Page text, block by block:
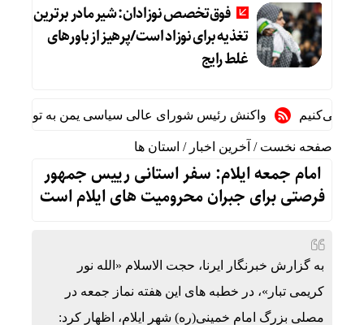
فوق‌تخصص نوزادان: شیر مادر برترین
تغذیه برای نوزاد است/پرهیز از باورهای
غلط رایج
واکنش رئیس شورای عالی سیاسی یمن به توافقنامه
صفحه نخست / آخرین اخبار / استان ها
امام جمعه ایلام: سفر استانی رییس جمهور
فرصتی برای جبران محرومیت های ایلام است
به گزارش خبرنگار ایرنا، حجت الاسلام «الله نور
کریمی تبار»، در خطبه های این هفته نماز جمعه در
مصلی بزرگ امام خمینی(ره) شهر ایلام، اظهار کرد: